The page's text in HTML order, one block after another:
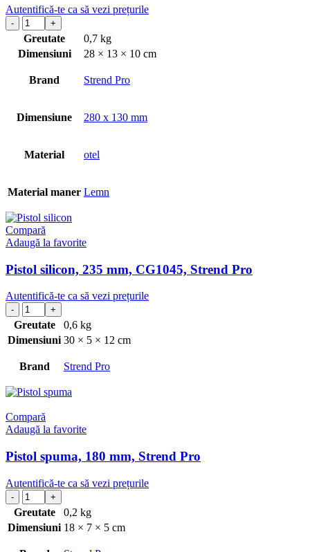
Autentifică-te ca să vezi prețurile
Greutate
0,7 kg
Dimensiuni
28 × 13 × 10 cm
Brand Strend Pro
Dimensiune 280 x 130 mm
Material otel
Material maner Lemn
Compară
Adaugă la favorite
Pistol silicon, 235 mm, CG1045, Strend Pro
Autentifică-te ca să vezi prețurile
Greutate
0,6 kg
Dimensiuni 30 × 5 × 12 cm
Brand Strend Pro
Compară
Adaugă la favorite
Pistol spuma, 180 mm, Strend Pro
Autentifică-te ca să vezi prețurile
Greutate
0,2 kg
Dimensiuni 18 × 7 × 5 cm